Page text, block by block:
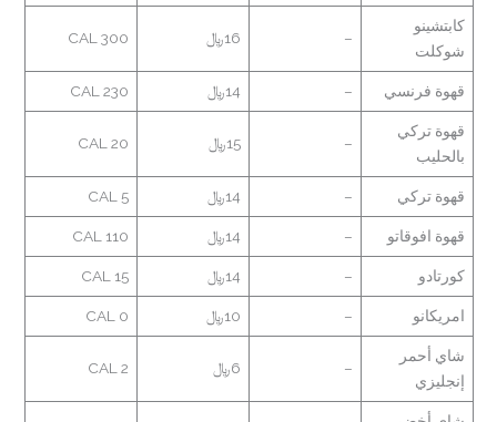
كابتشينو
شوكلت
– 16﷼ 300 CAL
قهوة فرنسي – 14﷼ 230 CAL
قهوة تركي
بالحليب
– 15﷼ 20 CAL
قهوة تركي – 14﷼ 5 CAL
قهوة افوقاتو – 14﷼ 110 CAL
كورتادو – 14﷼ 15 CAL
امريكانو – 10﷼ 0 CAL
شاي أحمر
إنجليزي
– 6﷼ 2 CAL